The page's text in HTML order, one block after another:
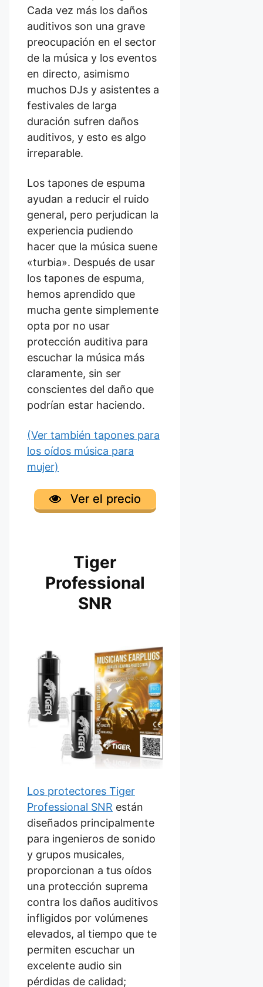
Cada vez más los daños
auditivos son una grave
preocupación en el sector
de la música y los eventos
en directo, asimismo
muchos DJs y asistentes a
festivales de larga
duración sufren daños
auditivos, y esto es algo
irreparable.
Los tapones de espuma
ayudan a reducir el ruido
general, pero perjudican la
experiencia pudiendo
hacer que la música suene
«turbia». Después de usar
los tapones de espuma,
hemos aprendido que
mucha gente simplemente
opta por no usar
protección auditiva para
escuchar la música más
claramente, sin ser
conscientes del daño que
podrían estar haciendo.
(Ver también tapones para
los oídos música para
mujer)
Ver el precio
Tiger
Professional
SNR
Los protectores Tiger
Professional SNR están
diseñados principalmente
para ingenieros de sonido
y grupos musicales,
proporcionan a tus oídos
una protección suprema
contra los daños auditivos
infligidos por volúmenes
elevados, al tiempo que te
permiten escuchar un
excelente audio sin
pérdidas de calidad;